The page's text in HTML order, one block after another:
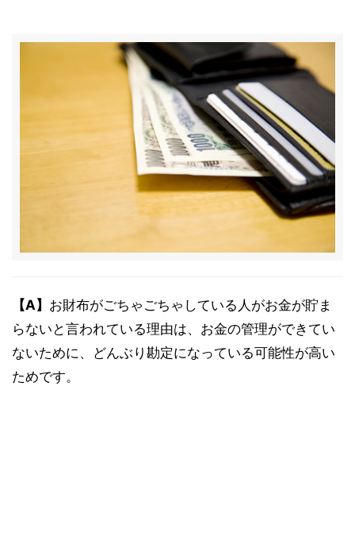
【A】 お財布がごちゃごちゃしている人がお金が貯ま
らないと言われている理由は、お金の管理ができてい
ないために、どんぶり勘定になっている可能性が高い
ためです。